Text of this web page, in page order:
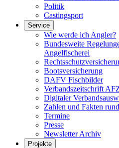
Politik
Castingsport
Service
Wie werde ich Angler?
Bundesweite
Angelfischerei
Bootsversicherung
DAFV Fischbilder
Verbandszeitschrift
Digitaler
Zahlen und Fakten
Termine
Presse
Newsletter Archiv
Projekte